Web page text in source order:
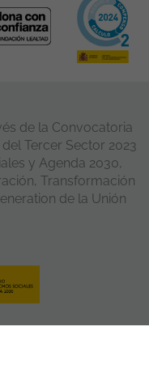
de la Convocatoria
Tercer Sector 2023
y Agenda 2030,
Transformación
de la Unión